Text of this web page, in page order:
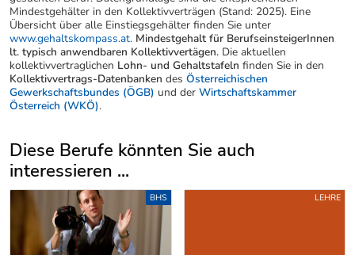
Mindestgehälter in den Kollektivverträgen (Stand: 2025). Eine
Übersicht über alle Einstiegsgehälter finden Sie unter
www.gehaltskompass.at. Mindestgehalt für BerufseinsteigerInnen
lt. typisch anwendbaren Kollektivvertägen. Die aktuellen
kollektivvertraglichen Lohn- und Gehaltstafeln finden Sie in den
Kollektivvertrags-Datenbanken des Österreichischen
Gewerkschaftsbundes (ÖGB) und der Wirtschaftskammer
Österreich (WKÖ).
Diese Berufe könnten Sie auch
interessieren ...
Uber weitere Berufsvorschläge
BHS LEHRE